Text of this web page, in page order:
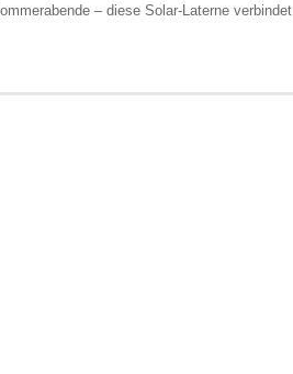
– diese Solar-Laterne verbindet